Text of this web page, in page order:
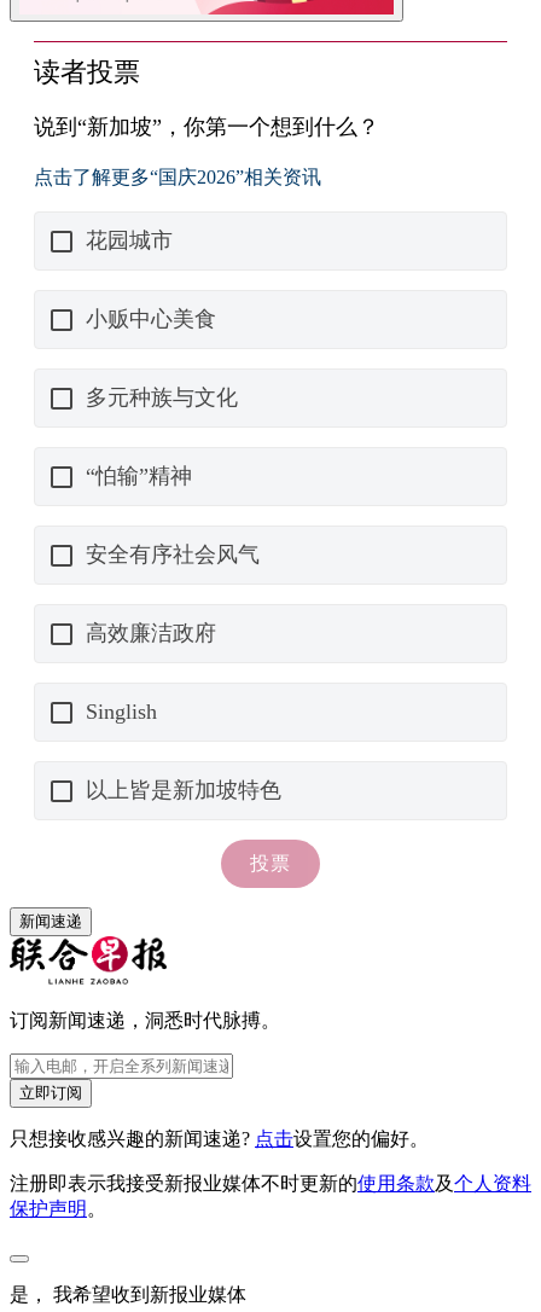
新闻速递
订阅新闻速递，洞悉时代脉搏。
立即订阅
只想接收感兴趣的新闻速递? 点击设置您的偏好。
注册即表示我接受新报业媒体不时更新的使用条款及个人资料
保护声明 。
是， 我希望收到新报业媒体